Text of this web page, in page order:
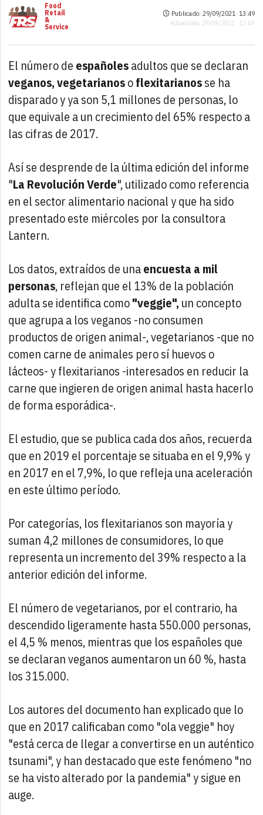
Food
Retail
&
Service
Publicado: 29/09/2021 ·13:49
Actualizado: 29/09/2021 · 13:49
El número de españolesadultos que se declaran
veganos, vegetarianosoflexitarianosse ha
disparado y ya son 5,1 millones de personas, lo
que equivale a un crecimiento del 65% respecto a
las cifras de 2017.
Así se desprende de la última edición del informe
"La Revolución Verde", utilizado como referencia
en el sector alimentario nacional y que ha sido
presentado este miércoles por la consultora
Lantern.
Los datos, extraídos de unaencuesta a mil
personas, reflejan que el 13% de la población
adulta se identifica como"veggie", un concepto
que agrupa a los veganos -no consumen
productos de origen animal-, vegetarianos -que no
comen carne de animales pero sí huevos o
lácteos- y flexitarianos -interesados en reducir la
carne que ingieren de origen animal hasta hacerlo
de forma esporádica-.
El estudio, que se publica cada dos años, recuerda
que en 2019 el porcentaje se situaba en el 9,9% y
en 2017 en el 7,9%, lo que refleja una aceleración
en este último período.
Por categorías, los flexitarianos son mayoría y
suman 4,2 millones de consumidores, lo que
representa un incremento del 39% respecto a la
anterior edición del informe.
El número de vegetarianos, por el contrario, ha
descendido ligeramente hasta 550.000 personas,
el 4,5 % menos, mientras que los españoles que
se declaran veganos aumentaron un 60 %, hasta
los 315.000.
Los autores del documento han explicado que lo
que en 2017 calificaban como "ola veggie" hoy
"está cerca de llegar a convertirse en un auténtico
tsunami", y han destacado que este fenómeno "no
se ha visto alterado por la pandemia" y sigue en
auge.